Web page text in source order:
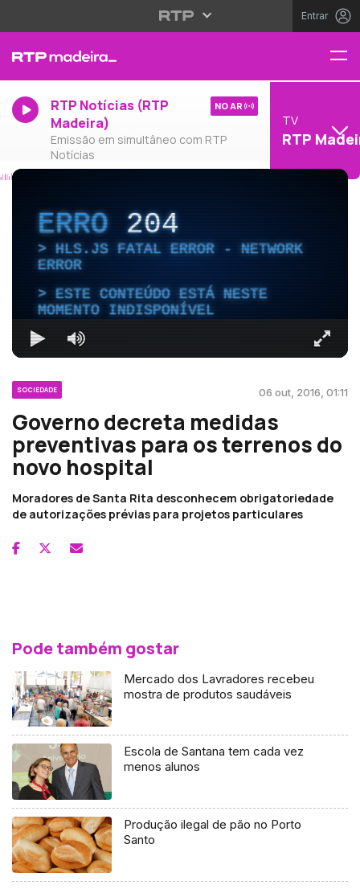
Entrar
RTP Notícias (RTP
Madeira)
Emissão em simultâneo com RTP
Notícias
NO AR
TV
RTP
ERRO204
HLS.JS FATAL ERROR - NETWORK
ERROR
ESTE CONTEÚDO ESTÁ NESTE
MOMENTO INDISPONÍVEL
SOCIEDADE 06 out, 2016, 01:11
Governo decreta medidas
preventivas para os terrenos do
novo hospital
Moradores de Santa Rita desconhecem obrigatoriedade
de autorizações prévias para projetos particulares
Pode também gostar
Mercado dos Lavradores recebeu
mostra de produtos saudáveis
Escola de Santana tem cada vez
menos alunos
Produção ilegal de pão no Porto
Santo